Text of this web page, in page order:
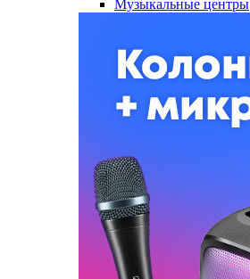
Музыкальные центры